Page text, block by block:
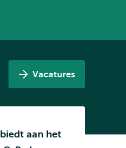
Vacatures
aan het